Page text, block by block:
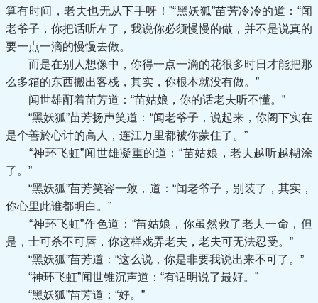
算有时间，老夫也无从下手呀！”“黑妖狐”苗芳冷冷的道：“闻
老爷子，你把话听左了，我说你必须慢慢的做，并不是说真的
要一点一滴的慢慢去做。
而是在别人想像中，你得一点一滴的花很多时日才能把那
么多箱的东西搬出客栈，其实，你根本就没有做。”
闻世雄酊着苗芳道：“苗姑娘，你的话老夫听不懂。”
“黑妖狐”苗芳扬声笑道：“闻老爷子，说起来，你阁下实在
是个善於心计的高人，连江万里都被你蒙住了。”
“神环飞虹”闻世雄凝重的道：“苗姑娘，老夫越听越糊涂
了。”
“黑妖狐”苗芳笑容一敛，道：“闻老爷子，别装了，其实，
你心里此谁都明白。”
“神环飞虹”作色道：“苗姑娘，你虽然救了老夫一命，但
是，士可杀不可唇，你这样戏弄老夫，老夫可无法忍受。”
“黑妖狐”苗芳道：“这么说，你是非要我说出来不可了。”
“神环飞虹”闻世锥沉声道：“有话明说了最好。”
“黑妖狐”苗芳道：“好。”